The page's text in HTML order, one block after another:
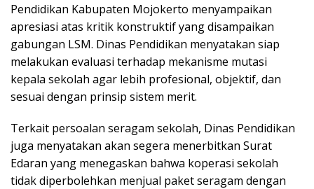
Pendidikan Kabupaten Mojokerto menyampaikan
apresiasi atas kritik konstruktif yang disampaikan
gabungan LSM. Dinas Pendidikan menyatakan siap
melakukan evaluasi terhadap mekanisme mutasi
kepala sekolah agar lebih profesional, objektif, dan
sesuai dengan prinsip sistem merit.
Terkait persoalan seragam sekolah, Dinas Pendidikan
juga menyatakan akan segera menerbitkan Surat
Edaran yang menegaskan bahwa koperasi sekolah
tidak diperbolehkan menjual paket seragam dengan